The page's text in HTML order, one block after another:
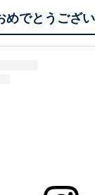
めでとうござい